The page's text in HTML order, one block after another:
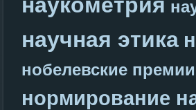
научная этика
нобелевские премии
нормирование